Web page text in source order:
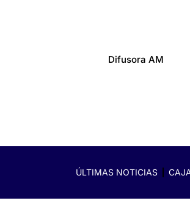
Difusora AM
ÚLTIMAS NOTICIAS